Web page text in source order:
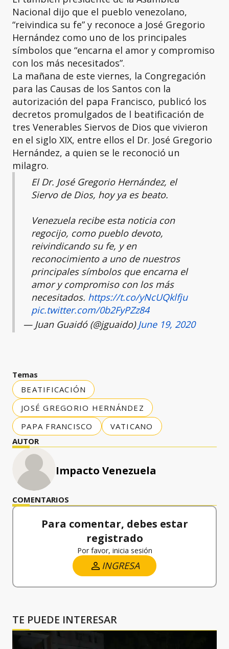
Nacional dijo que el pueblo venezolano,
“reivindica su fe” y reconoce a José Gregorio
Hernández como uno de los principales
símbolos que “encarna el amor y compromiso
con los más necesitados”.
La mañana de este viernes, la Congregación
para las Causas de los Santos con la
autorización del papa Francisco, publicó los
decretos promulgados de l beatificación de
tres Venerables Siervos de Dios que vivieron
en el siglo XIX, entre ellos el Dr. José Gregorio
Hernández, a quien se le reconoció un
milagro.
El Dr. José Gregorio Hernández, el
Siervo de Dios, hoy ya es beato.
Venezuela recibe esta noticia con
regocijo, como pueblo devoto,
reivindicando su fe, y en
reconocimiento a uno de nuestros
principales símbolos que encarna el
amor y compromiso con los más
necesitados. https://t.co/yNcUQklfju
pic.twitter.com/0b2FyPZz84
— Juan Guaidó (@jguaido)June 19, 2020
Temas
BEATIFICACIÓN
JOSÉ GREGORIO HERNÁNDEZ
PAPA FRANCISCO
VATICANO
AUTOR
Impacto Venezuela
COMENTARIOS
Para comentar, debes estar
registrado
Por favor, inicia sesión
INGRESA
TE PUEDE INTERESAR